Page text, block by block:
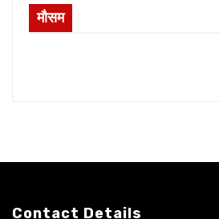
मौसम
Contact Details